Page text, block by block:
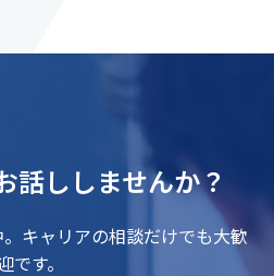
話ししませんか？
キャリアの相談だけでも大歓
です。